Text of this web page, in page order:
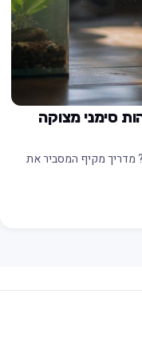
סימני מצוקה
מדריך מקיף המסביר את